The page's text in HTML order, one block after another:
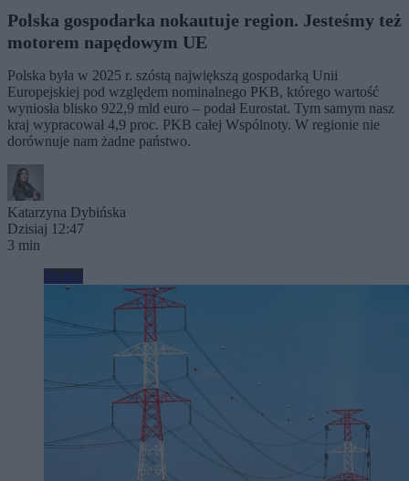
Polska gospodarka nokautuje region. Jesteśmy też
motorem napędowym UE
Polska była w 2025 r. szóstą największą gospodarką Unii
Europejskiej pod względem nominalnego PKB, którego wartość
wyniosła blisko 922,9 mld euro – podał Eurostat. Tym samym nasz
kraj wypracował 4,9 proc. PKB całej Wspólnoty. W regionie nie
dorównuje nam żadne państwo.
Katarzyna Dybińska
Dzisiaj 12:47
3 min
Biznes